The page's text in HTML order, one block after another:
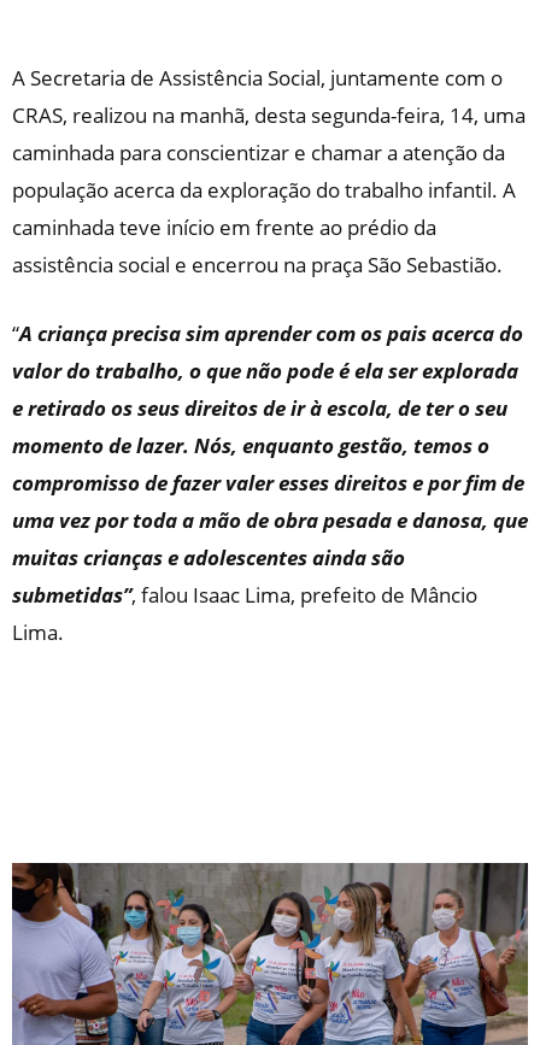
A Secretaria de Assistência Social, juntamente com o
CRAS, realizou na manhã, desta segunda-feira, 14, uma
caminhada para conscientizar e chamar a atenção da
população acerca da exploração do trabalho infantil. A
caminhada teve início em frente ao prédio da
assistência social e encerrou na praça São Sebastião.
“A criança precisa sim aprender com os pais acerca do
valor do trabalho, o que não pode é ela ser explorada
e retirado os seus direitos de ir à escola, de ter o seu
momento de lazer. Nós, enquanto gestão, temos o
compromisso de fazer valer esses direitos e por fim de
uma vez por toda a mão de obra pesada e danosa, que
muitas crianças e adolescentes ainda são
submetidas”, falou Isaac Lima, prefeito de Mâncio
Lima.